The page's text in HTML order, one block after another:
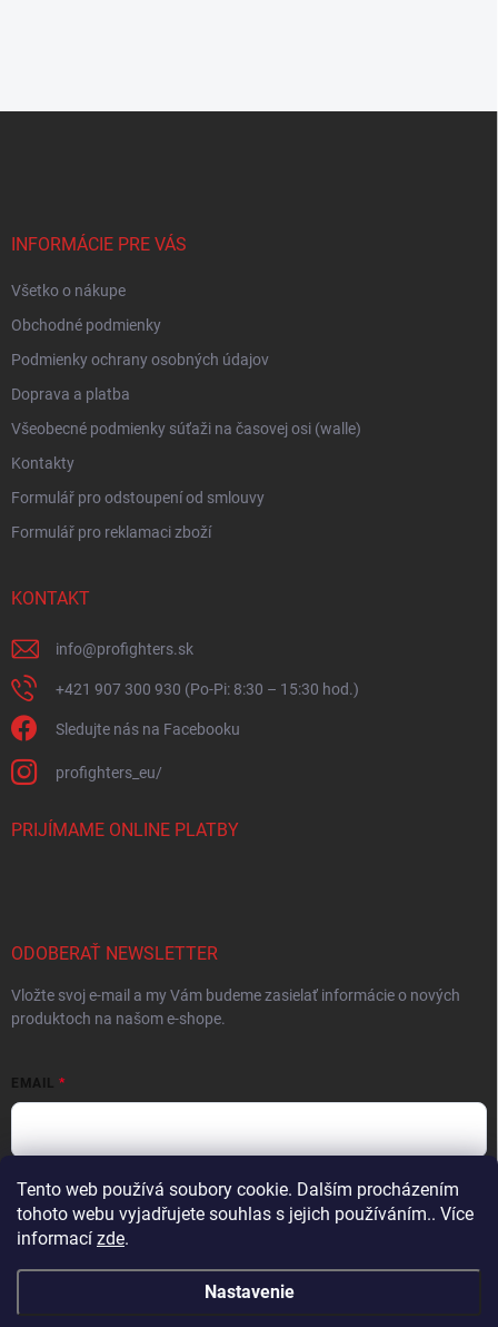
Tento web používá soubory cookie. Dalším procházením
tohoto webu vyjadřujete souhlas s jejich používáním.. Více
informací zde.
Nastavenie
INFORMÁCIE PRE VÁS
Všetko o nákupe
Obchodné podmienky
Podmienky ochrany osobných údajov
Doprava a platba
Všeobecné podmienky súťaži na časovej osi (walle)
Kontakty
Formulář pro odstoupení od smlouvy
Formulář pro reklamaci zboží
KONTAKT
info@profighters.sk
+421 907 300 930 (Po-Pi: 8:30 – 15:30 hod.)
Sledujte nás na Facebooku
profighters_eu/
PRIJÍMAME ONLINE PLATBY
ODOBERAŤ NEWSLETTER
Vložte svoj e-mail a my Vám budeme zasielať informácie o nových
produktoch na našom e-shope.
EMAIL
Vložením e-mailu súhlasíte spodmienkami ochrany osobných údajov
Prihlásiť sa